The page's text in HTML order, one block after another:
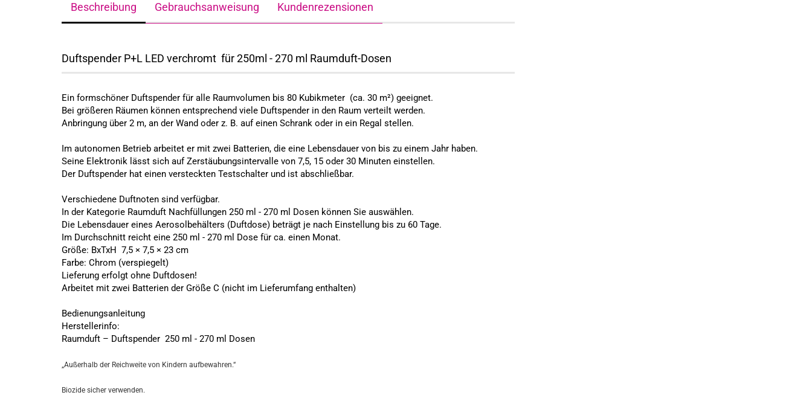
Beschreibung Gebrauchsanweisung Kundenrezensionen
Duftspender P+L LED verchromt für 250ml - 270 ml Raumduft-Dosen
Ein formschöner Duftspender für alle Raumvolumen bis 80 Kubikmeter (ca. 30 m²) geeignet.
Bei größeren Räumen können entsprechend viele Duftspender in den Raum verteilt werden.
Anbringung über 2 m, an der Wand oder z. B. auf einen Schrank oder in ein Regal stellen.
Im autonomen Betrieb arbeitet er mit zwei Batterien, die eine Lebensdauer von bis zu einem Jahr haben.
Seine Elektronik lässt sich auf Zerstäubungsintervalle von 7,5, 15 oder 30 Minuten einstellen.
Der Duftspender hat einen versteckten Testschalter und ist abschließbar.
Verschiedene Duftnoten sind verfügbar.
In der Kategorie Raumduft Nachfüllungen 250 ml - 270 ml Dosen können Sie auswählen.
Die Lebensdauer eines Aerosolbehälters (Duftdose) beträgt je nach Einstellung bis zu 60 Tage.
Im Durchschnitt reicht eine 250 ml - 270 ml Dose für ca. einen Monat.
Größe: BxTxH 7,5 × 7,5 × 23 cm
Farbe: Chrom (verspiegelt)
Lieferung erfolgt ohne Duftdosen!
Arbeitet mit zwei Batterien der Größe C (nicht im Lieferumfang enthalten)
Bedienungsanleitung
Herstellerinfo:
Raumduft – Duftspender 250 ml - 270 ml Dosen
„Außerhalb der Reichweite von Kindern aufbewahren.“
Biozide sicher verwenden.